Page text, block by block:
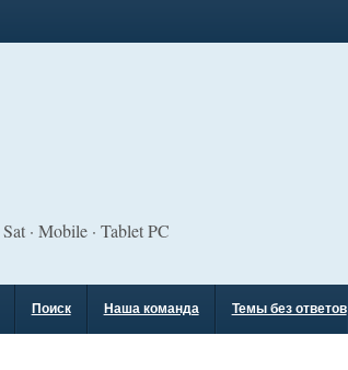
Sat · Mobile · Tablet PC
Поиск Наша команда Темы без ответов